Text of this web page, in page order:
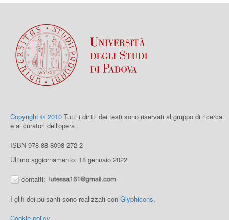
Copyright © 2010 Tutti i diritti dei testi sono riservati al gruppo di ricerca
e ai curatori dell'opera.
ISBN 978-88-8098-272-2
Ultimo aggiornamento: 18 gennaio 2022
contatti:
I glifi dei pulsanti sono realizzati con Glyphicons.